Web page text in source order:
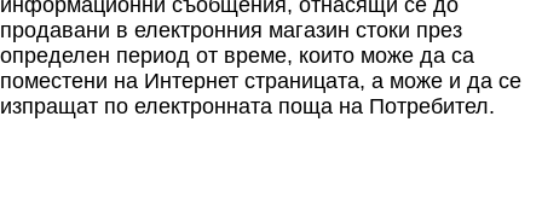
информационни съобщения, отнасящи се до
продавани в електронния магазин стоки през
определен период от време, които може да са
поместени на Интернет страницата, а може и да се
изпращат по електронната поща на Потребител.